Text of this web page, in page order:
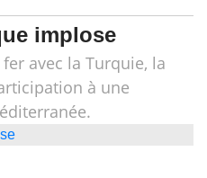
implose
avec la Turquie, la
à une